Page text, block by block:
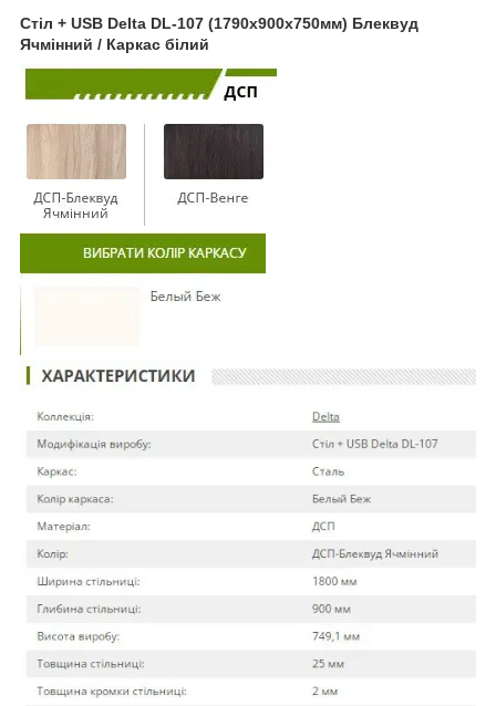
Стіл + USB Delta DL-107 (1790х900х750мм) Блеквуд
Ячмінний / Каркас білий